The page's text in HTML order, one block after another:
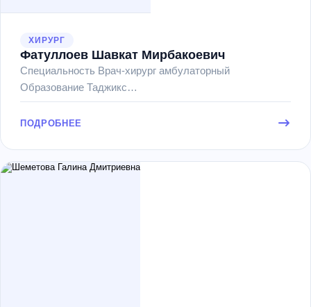
ХИРУРГ
Фатуллоев Шавкат Мирбакоевич
Специальность Врач-хирург амбулаторный
Образование Таджикс…
ПОДРОБНЕЕ